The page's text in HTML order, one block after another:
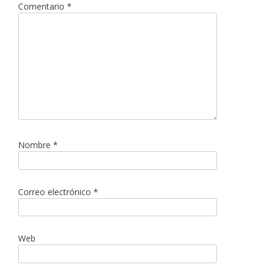
Comentario *
Nombre *
Correo electrónico *
Web